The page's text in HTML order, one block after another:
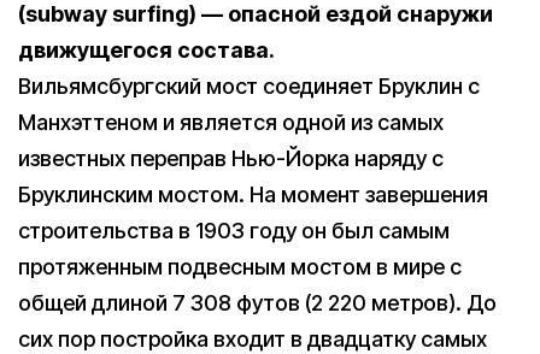
(subway surfing) — опасной ездой снаружи
движущегося состава.
Вильямсбургский мост соединяет Бруклин с
Манхэттеном и является одной из самых
известных переправ Нью-Йорка наряду с
Бруклинским мостом. На момент завершения
строительства в 1903 году он был самым
протяженным подвесным мостом в мире с
общей длиной 7 308 футов (2 220 метров). До
сих пор постройка входит в двадцатку самых